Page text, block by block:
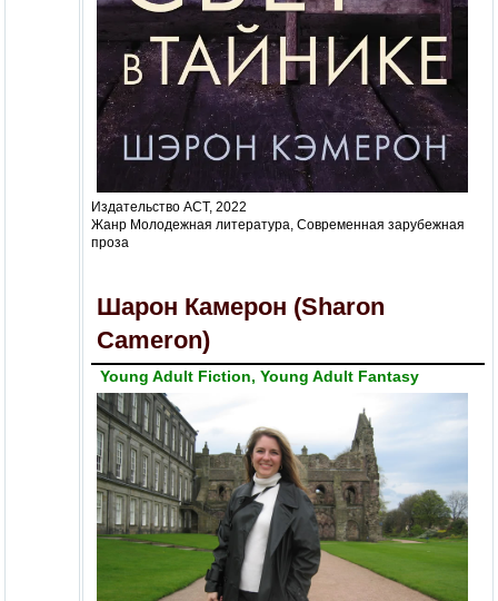
Издательство АСТ, 2022
Жанр Молодежная литература, Современная зарубежная
проза
Шарон Камерон (Sharon
Cameron)
Young Adult Fiction, Young Adult Fantasy